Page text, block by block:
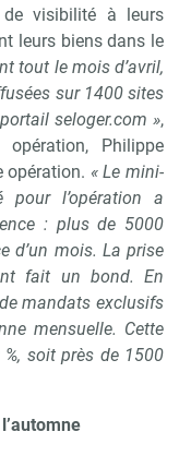
de visibilité à leurs
leurs biens dans le
tout le mois d’avril,
sur 1400 sites
seloger.com »,
Philippe
opération. « Le mini-
l’opération a
: plus de 5000
d’un mois. La prise
fait un bond. En
mandats exclusifs
mensuelle. Cette
soit près de 1500